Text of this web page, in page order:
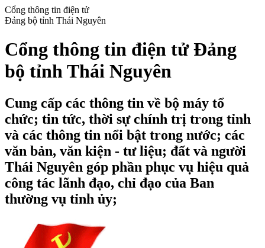
Cổng thông tin điện tử
Đảng bộ tỉnh Thái Nguyên
Cổng thông tin điện tử Đảng
bộ tỉnh Thái Nguyên
Cung cấp các thông tin về bộ máy tổ
chức; tin tức, thời sự chính trị trong tỉnh
và các thông tin nổi bật trong nước; các
văn bản, văn kiện - tư liệu; đất và người
Thái Nguyên góp phần phục vụ hiệu quả
công tác lãnh đạo, chỉ đạo của Ban
thường vụ tỉnh ủy;